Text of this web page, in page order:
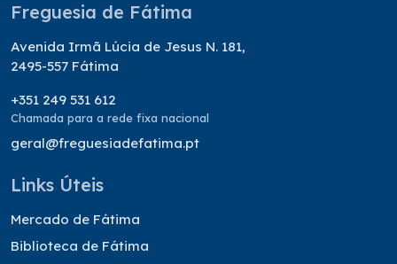
Freguesia de Fátima
Avenida Irmã Lúcia de Jesus N. 181,
2495-557 Fátima
+351 249 531 612
Chamada para a rede fixa nacional
geral@freguesiadefatima.pt
Links Úteis
Mercado de Fátima
Biblioteca de Fátima